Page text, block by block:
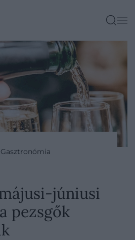
júniusi
pezsgők